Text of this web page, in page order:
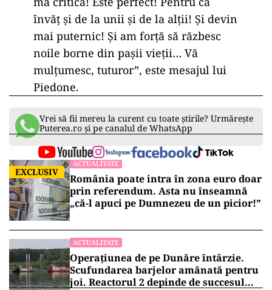
învăț și de la unii și de la alții! Și devin
mai puternic! Și am forță să răzbesc
noile borne din pașii vieții… Vă
mulțumesc, tuturor”, este mesajul lui
Piedone.
Vrei să fii mereu la curent cu toate știrile? Urmărește
Puterea.ro și pe canalul de WhatsApp
EXCLUSIV
ACTUALITATE
România poate intra în zona euro doar
prin referendum. Asta nu înseamnă
„că-l apuci pe Dumnezeu de un picior!”
ACTUALITATE
Operațiunea de pe Dunăre întârzie.
Scufundarea barjelor amânată pentru
joi. Reactorul 2 depinde de succesul